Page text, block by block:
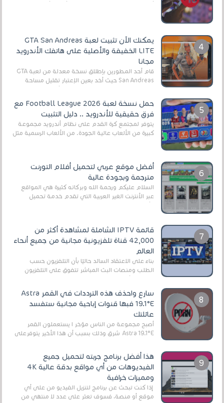
يمكنك الآن تثبيت لعبة GTA San Andreas
LITE الخفيفة والأصلية على هاتفك الأندرويد
مجانا
قام أحد المطورين بإطلاق نسخة معدلة من لعبة GTA
San Andreas حيث أخد بعين الإعتبار تقليل مساحة
حمل نسخة لعبة Football League 2026 مع
فرق حقيقية للأندرويد .. دليل التثبيت
يتوفر لمجتمع كرة القدم على نظام أندرويد مجموعة
كبيرة من الألعاب عالية الجودة. من الألعاب الرسمية مثل
أفضل موقع عربي لتحميل أفلام التورنت
مترجمة وبجودة عالية
السلام عليكم ورحمة الله وبركاته كثيرة هي المواقع
عبر الأنترنت الغير العربية التي تقدم خدمة تحميل
الأفلام على التورنت ، ومعظم هذه المواقع ل...
قائمة IPTV الشاملة لمشاهدة أكثر من
42,000 قناة تلفزيونية مجانية من جميع أنحاء
العالم
بناءً على الاعتقاد السائد حاليًا بأن التلفزيون حسب
الطلب ومنصات البث المباشر تتفوق على التلفزيون
الرقمي الأرضي التقليدي، يُعدّ IPTV-org خيار...
سارع واحذف هذه الترددات في القمر Astra
19.1°E فبها قنوات إباحية مجانية ستفسد
عائلتك
أصبح مجموعة من الناس مؤخر ا يستعملون القمر
Astra 19.1°E شرق وذلك بسبب أن هذا الأخير يتوفرعلى
هذا أفضل برنامج جربته لتحميل جميع
الفيديوهات من أي مواقع بدقة عالية 4K
ومميزات خرافية
إذا كنت تبحث عن برنامج لتنزيل الفيديو من على أي
موقع أو منصة، فسوف تعثر على عدد لا منتهي من